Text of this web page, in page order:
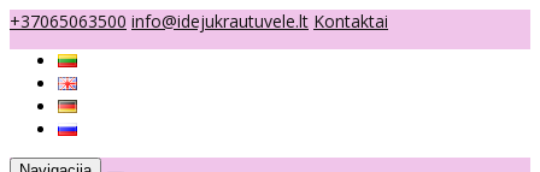
+37065063500 info@idejukrautuvele.lt Kontaktai